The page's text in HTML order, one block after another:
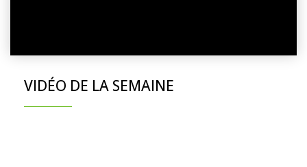
VIDÉO DE LA SEMAINE